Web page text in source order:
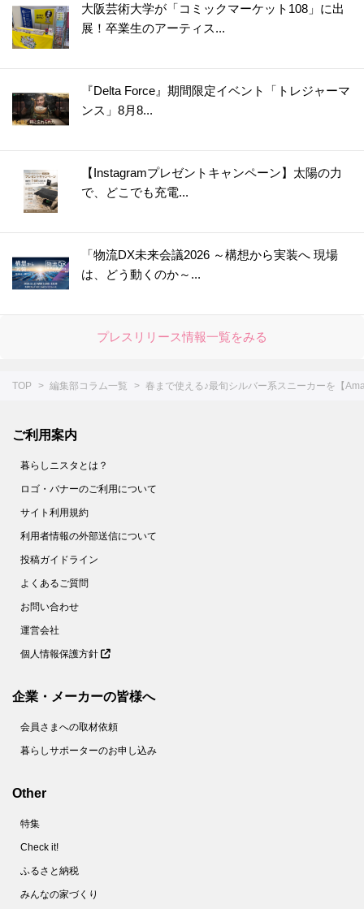
大阪芸術大学が「コミックマーケット108」に出
展！卒業生のアーティス...
『Delta Force』期間限定イベント「トレジャーマ
ンス」8月8...
【Instagramプレゼントキャンペーン】太陽の力
で、どこでも充電...
「物流DX未来会議2026 ～構想から実装へ 現場
は、どう動くのか～...
プレスリリース情報一覧をみる
TOP 編集部コラム一覧 春まで使える♪最旬シルバー系スニーカーを【
ご利用案内
暮らしニスタとは？
ロゴ・バナーのご利用について
サイト利用規約
利用者情報の外部送信について
投稿ガイドライン
よくあるご質問
お問い合わせ
運営会社
個人情報保護方針
企業・メーカーの皆様へ
会員さまへの取材依頼
暮らしサポーターのお申し込み
Other
特集
Check it!
ふるさと納税
みんなの家づくり